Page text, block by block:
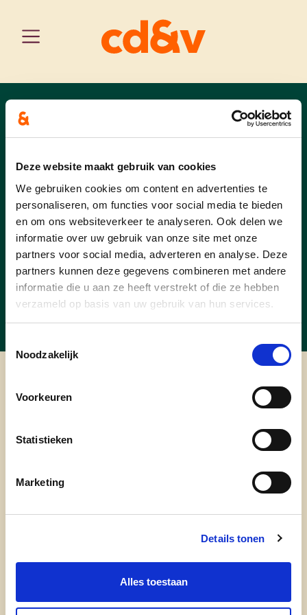
Deze website maakt gebruik van cookies
We gebruiken cookies om content en advertenties te
personaliseren, om functies voor social media te bieden
en om ons websiteverkeer te analyseren. Ook delen we
informatie over uw gebruik van onze site met onze
partners voor social media, adverteren en analyse. Deze
partners kunnen deze gegevens combineren met andere
informatie die u aan ze heeft verstrekt of die ze hebben
verzameld op basis van uw gebruik van hun services.
Noodzakelijk
Voorkeuren
Statistieken
Marketing
Details tonen
Alles toestaan
activiteiten cd&v duffel
Activiteiten cd&v
Duffel
Er zijn geen evenementen gepland
in de nabije toekomst.
cd&v Duffel